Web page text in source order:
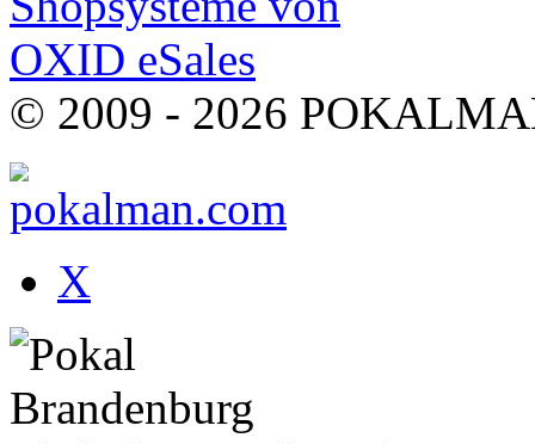
© 2009 - 2026
X